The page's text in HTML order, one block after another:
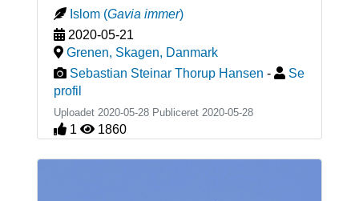
Islom (Gavia immer)
2020-05-21
Grenen, Skagen, Danmark
Sebastian Steinar Thorup Hansen -
Se
profil
Uploadet 2020-05-28 Publiceret 2020-05-28
1 1860